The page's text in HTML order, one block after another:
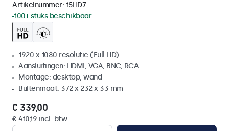
Artikelnummer: 15HD7
100+ stuks beschikbaar
1920 x 1080 resolutie (Full HD)
Aansluitingen: HDMI, VGA, BNC, RCA
Montage: desktop, wand
Buitenmaat: 372 x 232 x 33 mm
€ 339,00
€ 410,19 incl. btw